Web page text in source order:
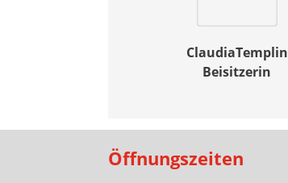
ClaudiaTemplin
Beisitzerin
Öffnungszeiten